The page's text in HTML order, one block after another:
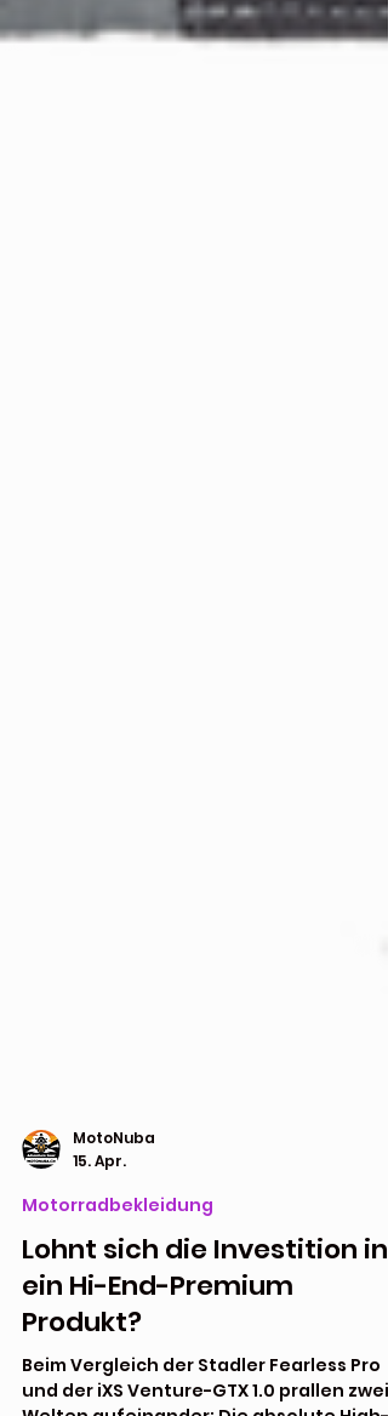
MotoNuba
15. Apr.
Motorradbekleidung
Lohnt sich die Investition in
ein Hi-End-Premium
Produkt?